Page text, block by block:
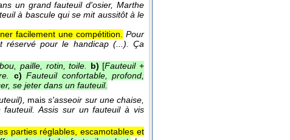
un grand fauteuil d'osier, Marthe
à bascule qui se mit aussitôt à le
facilement une compétition. Pour
réservé pour le handicap (...). Ça
paille, rotin, toile. b) [Fauteuil+
c)Fauteuil confortable, profond,
se jeter dans un fauteuil.
maiss'asseoir sur une chaise,
fauteuil. Assis sur un fauteuil à vis
parties réglables, escamotables et